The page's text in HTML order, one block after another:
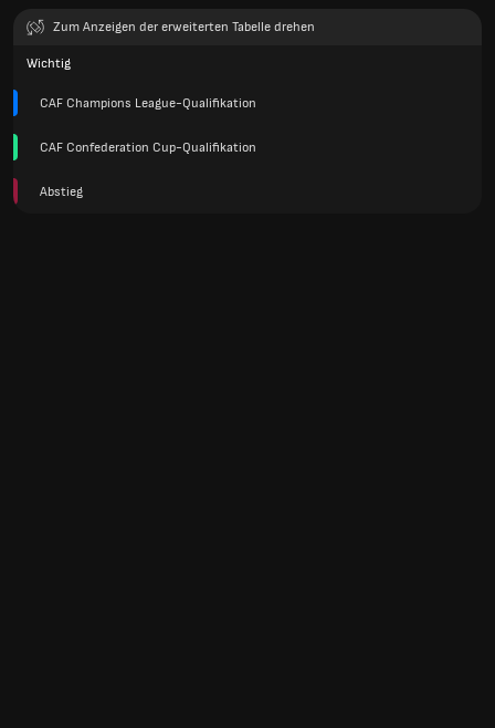
Zum Anzeigen der erweiterten Tabelle drehen
Wichtig
CAF Champions League-Qualifikation
CAF Confederation Cup-Qualifikation
Abstieg